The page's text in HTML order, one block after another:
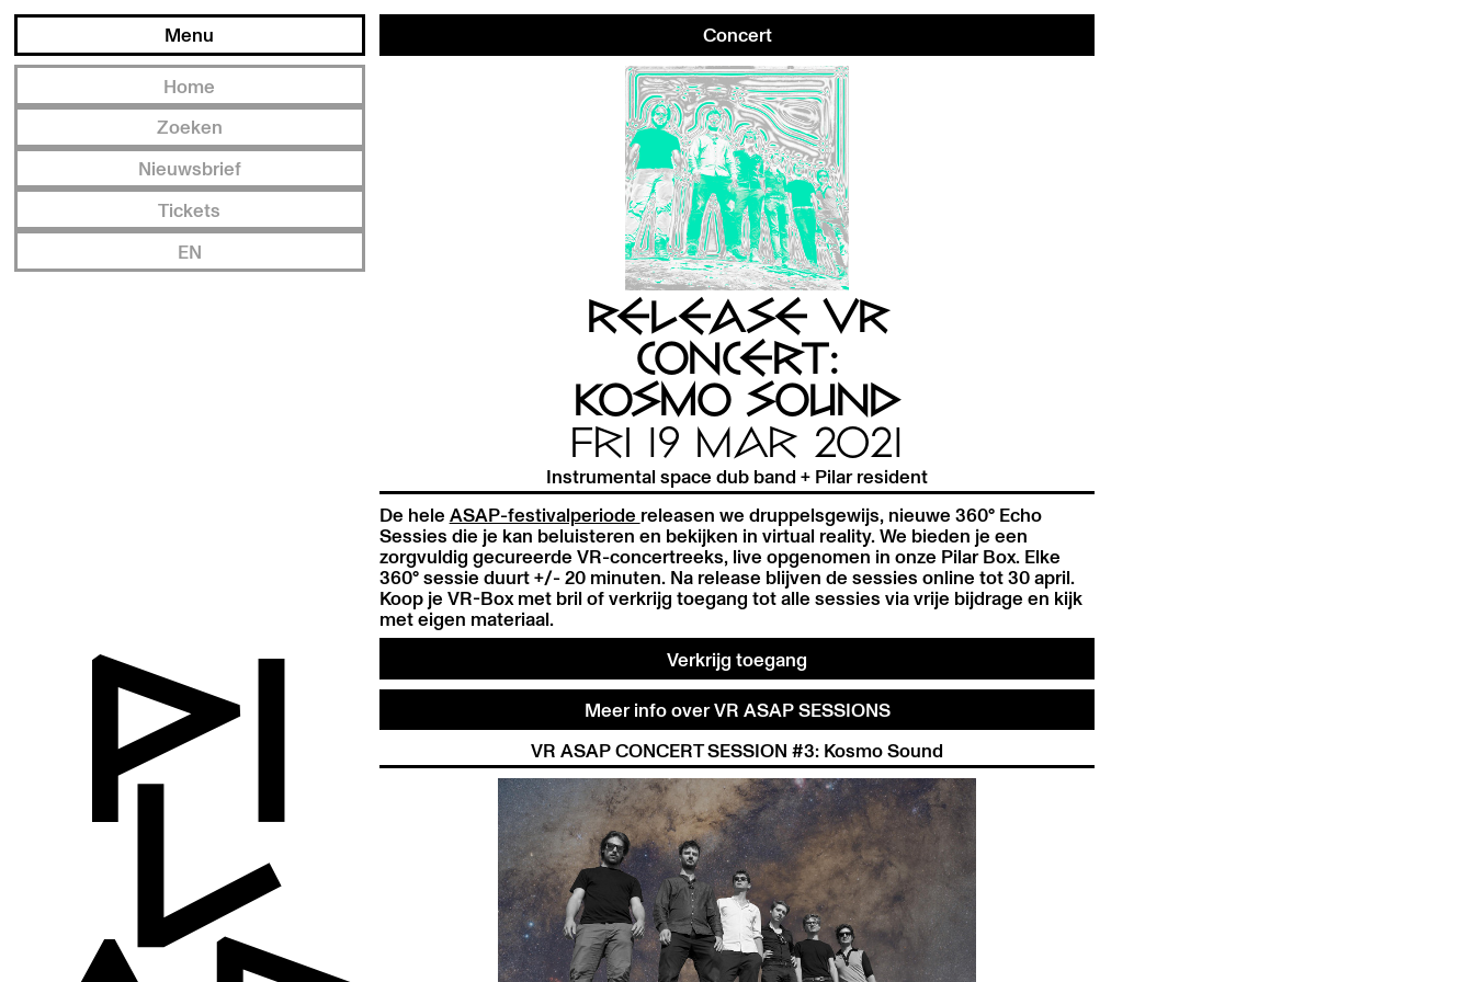
Menu
Home
Zoeken
Nieuwsbrief
Tickets
EN
Concert
RELEASE VR
CONCERT:
KOSMO SOUND
FRI 19 MAR 2021
Instrumental space dub band + Pilar resident
De hele ASAP-festivalperiode releasen we druppelsgewijs, nieuwe 360° Echo
Sessies die je kan beluisteren en bekijken in virtual reality. We bieden je een
zorgvuldig gecureerde VR-concertreeks, live opgenomen in onze Pilar Box. Elke
360° sessie duurt +/- 20 minuten. Na release blijven de sessies online tot 30 april.
Koop je VR-Box met bril of verkrijg toegang tot alle sessies via vrije bijdrage en kijk
met eigen materiaal.
Verkrijg toegang
Meer info over VR ASAP SESSIONS
VR ASAP CONCERT SESSION #3: Kosmo Sound